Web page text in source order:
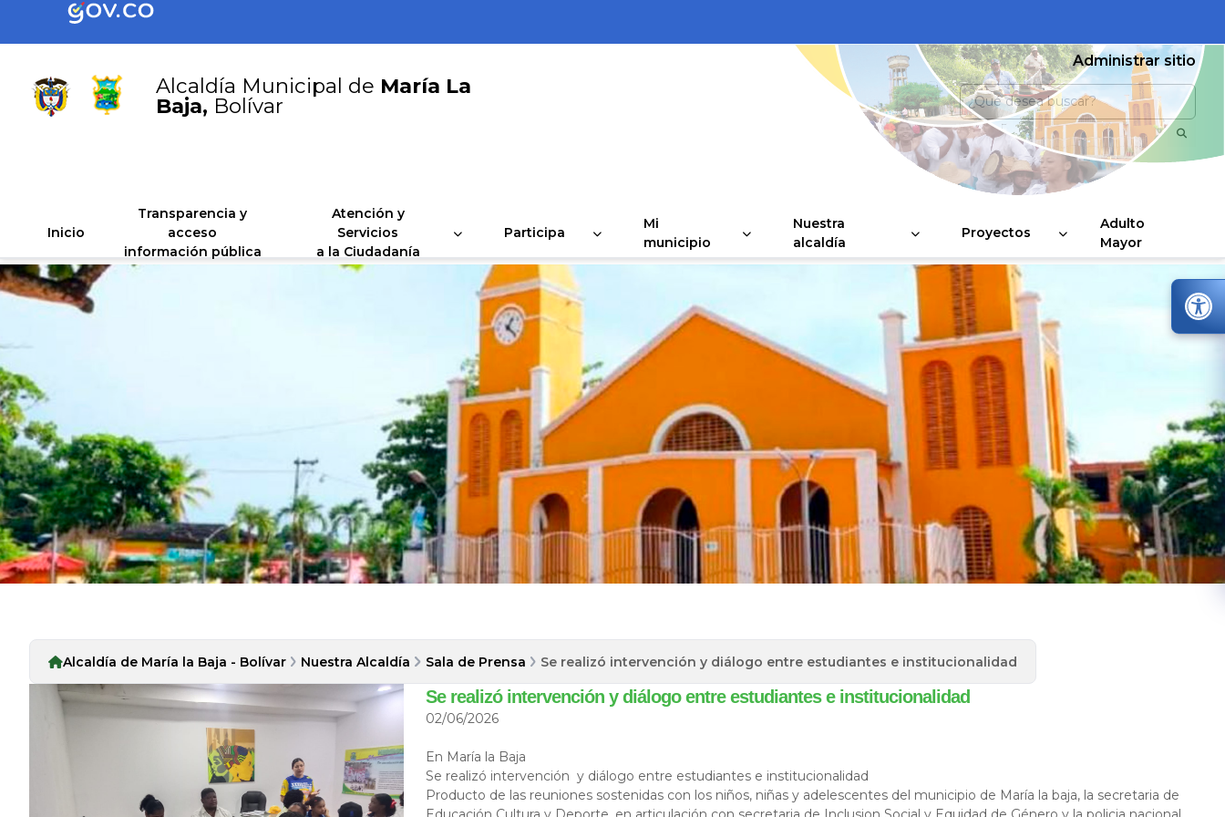
Alcaldía Municipal de María La
Baja, Bolívar
Administrar sitio
Inicio
Transparencia y
acceso
información pública
Atención y
Servicios
a la Ciudadanía
Participa
Mi
municipio
Nuestra
alcaldía
Proyectos
Adulto
Mayor
Alcaldía de María la Baja - Bolívar Nuestra Alcaldía Sala de Prensa Se realizó intervención y diálogo entre estudiantes e institucionalidad
Se realizó intervención y diálogo entre estudiantes e institucionalidad
02/06/2026
En María la Baja
Se realizó intervención y diálogo entre estudiantes e institucionalidad
Producto de las reuniones sostenidas con los niños, niñas y adelescentes del municipio de María la baja, la secretaria de